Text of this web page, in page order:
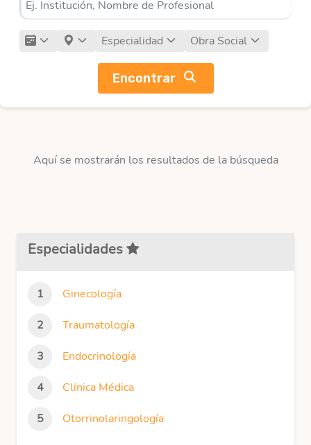
Especialidad Obra Social
Encontrar
Aquí se mostrarán los resultados de la búsqueda
Especialidades
Ginecología
Traumatología
Endocrinología
Clínica Médica
Otorrinolaringología